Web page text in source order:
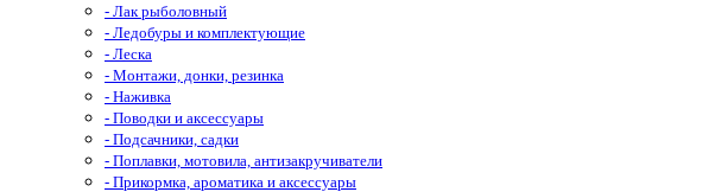
- Лак рыболовный
- Ледобуры и комплектующие
- Леска
- Монтажи, донки, резинка
- Наживка
- Поводки и аксессуары
- Подсачники, садки
- Поплавки, мотовила, антизакручиватели
- Прикормка, ароматика и аксессуары